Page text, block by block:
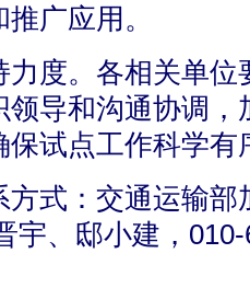
广应用。
度。各相关单位
导和沟通协调，
试点工作科学有
式：交通运输部
宇、邸小建，